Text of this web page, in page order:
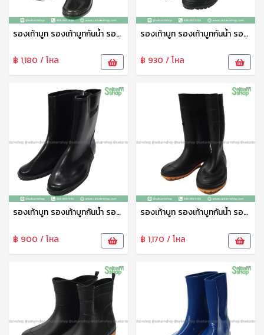
รองเท้าบูท รองเท้าบูทกันน้ำ รองเท้าทำสวน รองเท้าบูทสูง 14 นิ้ว No.A1090 arrow star
฿ 1,180 / โหล
รองเท้าบูท รองเท้าบูทกันน้ำ รองเท้าทำสวน รองเท้าบูทสูง 12.5 นิ้ว สีดำ No.A3000 arrow star
฿ 930 / โหล
รองเท้าบูท รองเท้าบูทกันน้ำ รองเท้าทำสวน รองเท้าบูทสูง 9.5 นิ้ว สีดำ No.A4000 arrow star
฿ 900 / โหล
รองเท้าบูท รองเท้าบูทกันน้ำ รองเท้าทำสวน รองเท้าบูทสูง 12 นิ้ว สีดำ No.A991 arrow star
฿ 1,170 / โหล